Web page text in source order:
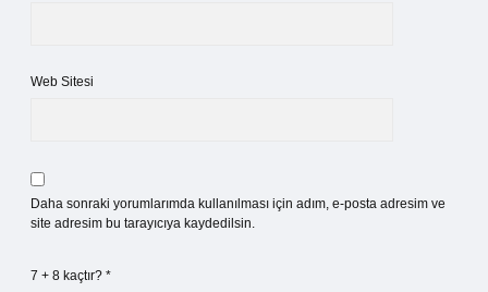
Web Sitesi
Daha sonraki yorumlarımda kullanılması için adım, e-posta adresim ve
site adresim bu tarayıcıya kaydedilsin.
7 + 8 kaçtır? *